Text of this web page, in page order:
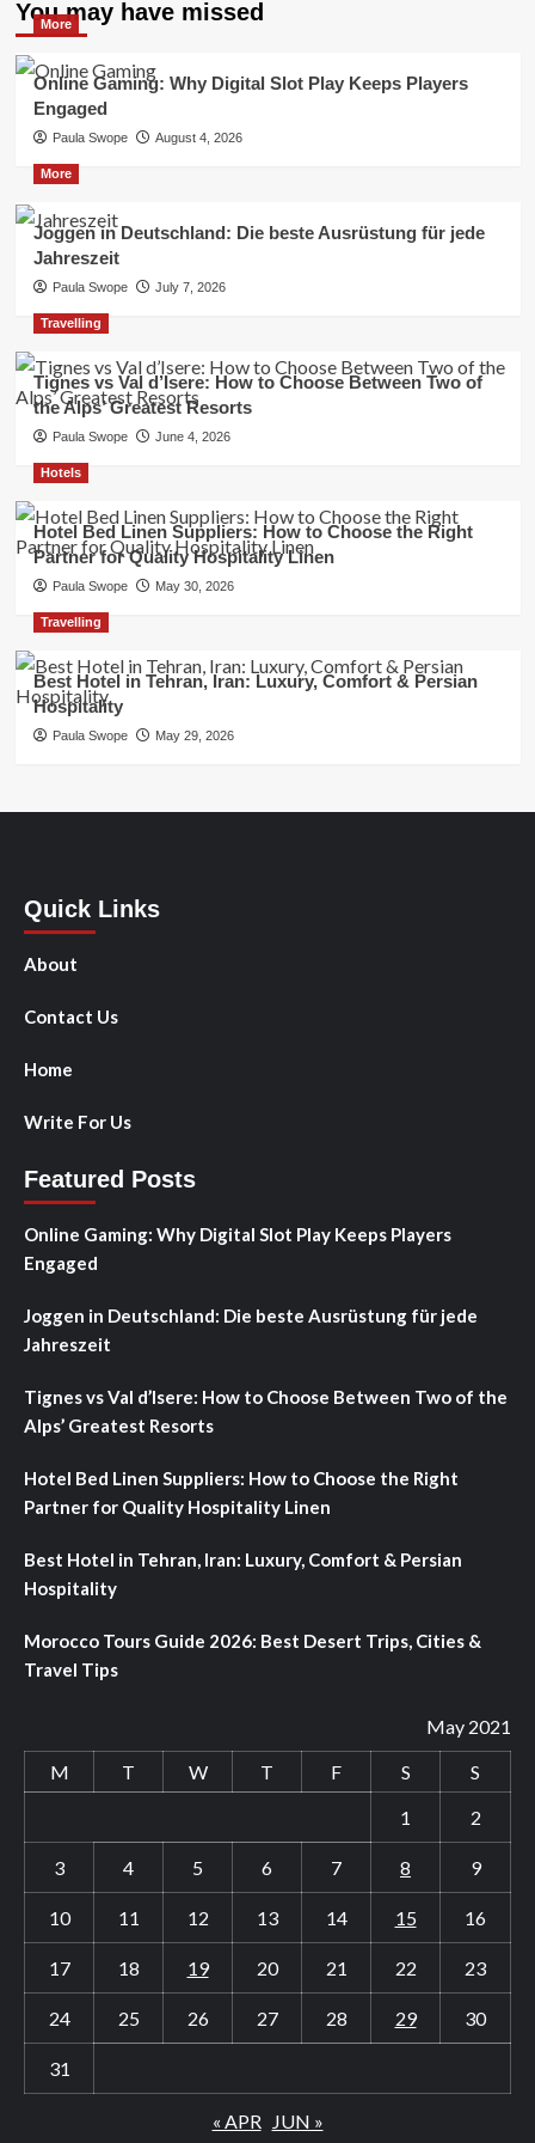
You may have missed
More
Online Gaming: Why Digital Slot Play Keeps Players
Engaged
Paula Swope August 4, 2026
More
Joggen in Deutschland: Die beste Ausrüstung für jede
Jahreszeit
Paula Swope July 7, 2026
Travelling
Tignes vs Val d’Isere: How to Choose Between Two of
the Alps’ Greatest Resorts
Paula Swope June 4, 2026
Hotels
Hotel Bed Linen Suppliers: How to Choose the Right
Partner for Quality Hospitality Linen
Paula Swope May 30, 2026
Travelling
Best Hotel in Tehran, Iran: Luxury, Comfort & Persian
Hospitality
Paula Swope May 29, 2026
Quick Links
About
Contact Us
Home
Write For Us
Featured Posts
Online Gaming: Why Digital Slot Play Keeps Players
Engaged
Joggen in Deutschland: Die beste Ausrüstung für jede
Jahreszeit
Tignes vs Val d’Isere: How to Choose Between Two of the
Alps’ Greatest Resorts
Hotel Bed Linen Suppliers: How to Choose the Right
Partner for Quality Hospitality Linen
Best Hotel in Tehran, Iran: Luxury, Comfort & Persian
Hospitality
Morocco Tours Guide 2026: Best Desert Trips, Cities &
Travel Tips
May 2021
M
T W T F S
S
1
2
3 4 5 6 7 8 9
10 11 12 13 14 15 16
17 18 19 20 21 22 23
24 25 26 27 28 29 30
31
« APR JUN »